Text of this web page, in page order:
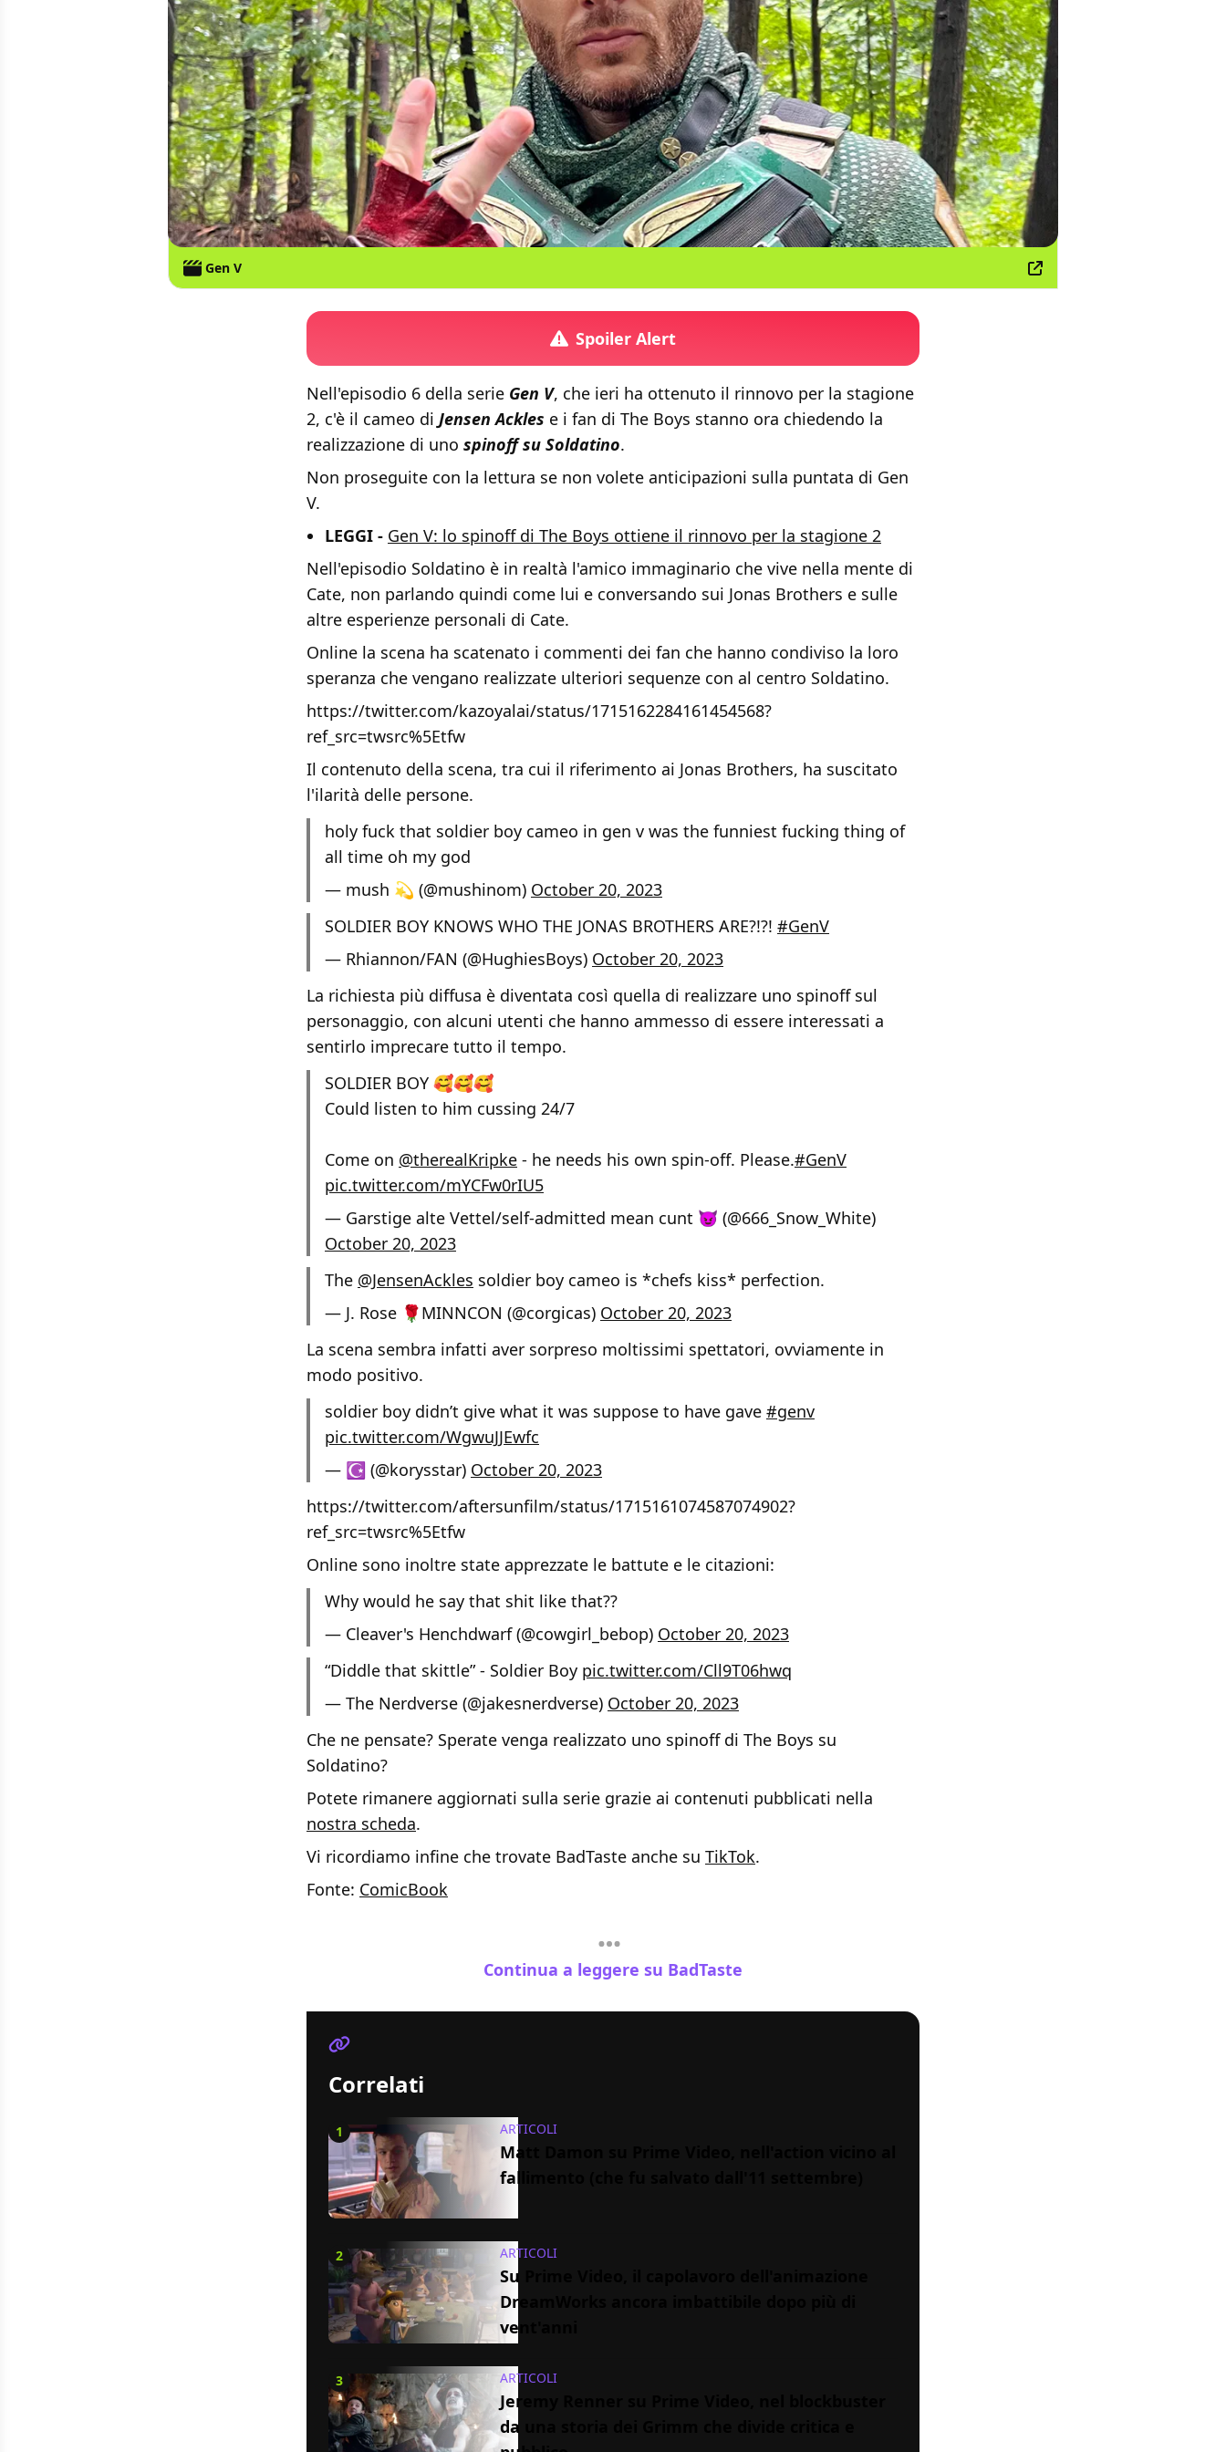
Gen V
Spoiler Alert
Nell'episodio 6 della serie Gen V, che ieri ha ottenuto il rinnovo per la stagione
2, c'è il cameo di Jensen Ackles e i fan di The Boys stanno ora chiedendo la
realizzazione di uno spinoff su Soldatino.
Non proseguite con la lettura se non volete anticipazioni sulla puntata di Gen
V.
LEGGI - Gen V: lo spinoff di The Boys ottiene il rinnovo per la stagione 2
Nell'episodio Soldatino è in realtà l'amico immaginario che vive nella mente di
Cate, non parlando quindi come lui e conversando sui Jonas Brothers e sulle
altre esperienze personali di Cate.
Online la scena ha scatenato i commenti dei fan che hanno condiviso la loro
speranza che vengano realizzate ulteriori sequenze con al centro Soldatino.
https://twitter.com/kazoyalai/status/1715162284161454568?
ref_src=twsrc%5Etfw
Il contenuto della scena, tra cui il riferimento ai Jonas Brothers, ha suscitato
l'ilarità delle persone.
holy fuck that soldier boy cameo in gen v was the funniest fucking thing of
all time oh my god
— mush 💫 (@mushinom) October 20, 2023
SOLDIER BOY KNOWS WHO THE JONAS BROTHERS ARE?!?! #GenV
— Rhiannon/FAN (@HughiesBoys) October 20, 2023
La richiesta più diffusa è diventata così quella di realizzare uno spinoff sul
personaggio, con alcuni utenti che hanno ammesso di essere interessati a
sentirlo imprecare tutto il tempo.
SOLDIER BOY 🥰🥰🥰
Could listen to him cussing 24/7
Come on @therealKripke - he needs his own spin-off. Please.#GenV
pic.twitter.com/mYCFw0rIU5
— Garstige alte Vettel/self-admitted mean cunt 😈 (@666_Snow_White)
October 20, 2023
The @JensenAckles soldier boy cameo is *chefs kiss* perfection.
— J. Rose 🌹MINNCON (@corgicas) October 20, 2023
La scena sembra infatti aver sorpreso moltissimi spettatori, ovviamente in
modo positivo.
soldier boy didn’t give what it was suppose to have gave #genv
pic.twitter.com/WgwuJJEwfc
— ☪︎ (@korysstar) October 20, 2023
https://twitter.com/aftersunfilm/status/1715161074587074902?
ref_src=twsrc%5Etfw
Online sono inoltre state apprezzate le battute e le citazioni:
Why would he say that shit like that??
— Cleaver's Henchdwarf (@cowgirl_bebop) October 20, 2023
“Diddle that skittle” - Soldier Boy pic.twitter.com/Cll9T06hwq
— The Nerdverse (@jakesnerdverse) October 20, 2023
Che ne pensate? Sperate venga realizzato uno spinoff di The Boys su
Soldatino?
Potete rimanere aggiornati sulla serie grazie ai contenuti pubblicati nella
nostra scheda.
Vi ricordiamo infine che trovate BadTaste anche su TikTok.
Fonte: ComicBook
Continua a leggere su BadTaste
Correlati
1 ARTICOLI
Matt Damon su Prime Video, nell'action vicino al
fallimento (che fu salvato dall'11 settembre)
2 ARTICOLI
Su Prime Video, il capolavoro dell'animazione
DreamWorks ancora imbattibile dopo più di
vent'anni
3 ARTICOLI
Jeremy Renner su Prime Video, nel blockbuster
da una storia dei Grimm che divide critica e